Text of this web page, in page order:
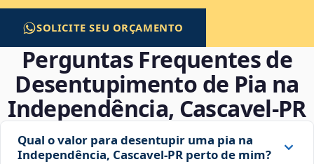
SOLICITE SEU ORÇAMENTO
Perguntas Frequentes de
Desentupimento de Pia na
Independência, Cascavel‑PR
Qual o valor para desentupir uma pia na
Independência, Cascavel‑PR perto de mim?